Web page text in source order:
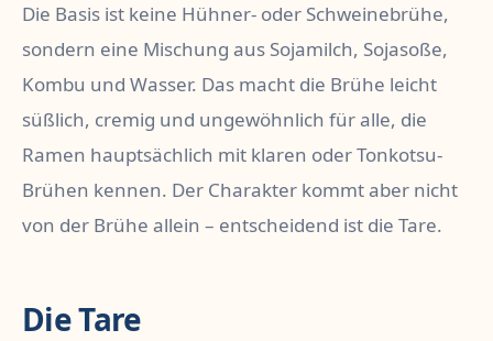
Die Basis ist keine Hühner- oder Schweinebrühe,
sondern eine Mischung aus Sojamilch, Sojasoße,
Kombu und Wasser. Das macht die Brühe leicht
süßlich, cremig und ungewöhnlich für alle, die
Ramen hauptsächlich mit klaren oder Tonkotsu-
Brühen kennen. Der Charakter kommt aber nicht
von der Brühe allein – entscheidend ist die Tare.
Die Tare